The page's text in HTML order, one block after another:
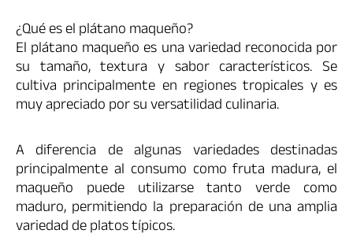
¿Qué es el plátano maqueño?
El plátano maqueño es una variedad reconocida por
su tamaño, textura y sabor característicos. Se
cultiva principalmente en regiones tropicales y es
muy apreciado por su versatilidad culinaria.
A diferencia de algunas variedades destinadas
principalmente al consumo como fruta madura, el
maqueño puede utilizarse tanto verde como
maduro, permitiendo la preparación de una amplia
variedad de platos típicos.